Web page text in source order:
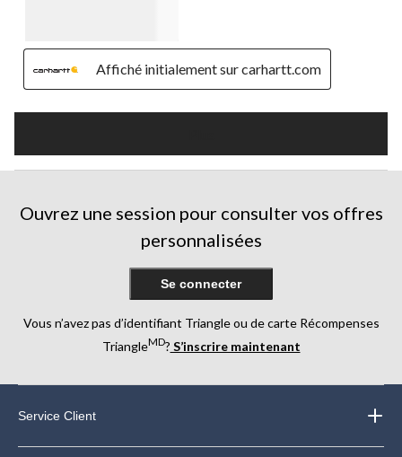
Affiché initialement sur carhartt.com
Ouvrez une session pour consulter vos offres
personnalisées
Se connecter
Vous n’avez pas d’identifiant Triangle ou de carte Récompenses
TriangleMD? S’inscrire maintenant
Service Client